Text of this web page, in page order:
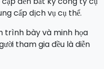
cấp dịch vụ cụ thể.
trình bày và minh họa
tham gia đều là diễn